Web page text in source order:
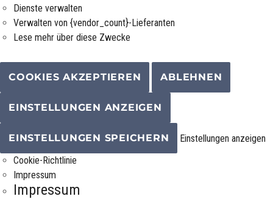
Dienste verwalten
Verwalten von {vendor_count}-Lieferanten
Lese mehr über diese Zwecke
COOKIES AKZEPTIEREN ABLEHNEN
EINSTELLUNGEN ANZEIGEN
EINSTELLUNGEN SPEICHERN
Einstellungen anzeigen
Cookie-Richtlinie
Impressum
Impressum